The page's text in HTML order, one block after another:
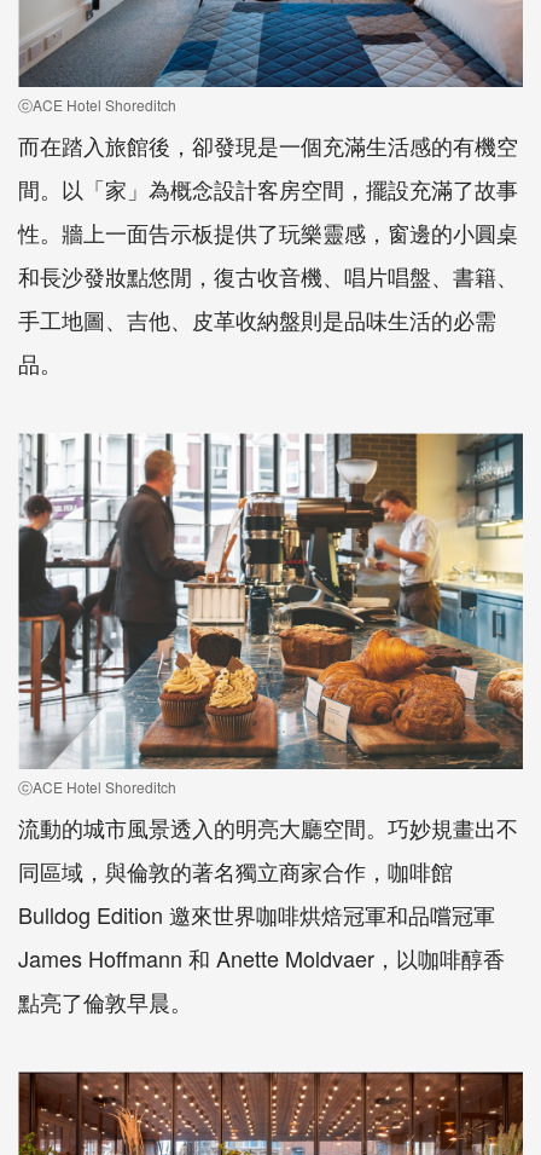
ⓒACE Hotel Shoreditch
而在踏入旅館後，卻發現是一個充滿生活感的有機空
間。以「家」為概念設計客房空間，擺設充滿了故事
性。牆上一面告示板提供了玩樂靈感，窗邊的小圓桌
和長沙發妝點悠閒，復古收音機、唱片唱盤、書籍、
手工地圖、吉他、皮革收納盤則是品味生活的必需
品。
ⓒACE Hotel Shoreditch
流動的城市風景透入的明亮大廳空間。巧妙規畫出不
同區域，與倫敦的著名獨立商家合作，咖啡館
Bulldog Edition 邀來世界咖啡烘焙冠軍和品嚐冠軍
James Hoffmann 和 Anette Moldvaer，以咖啡醇香
點亮了倫敦早晨。